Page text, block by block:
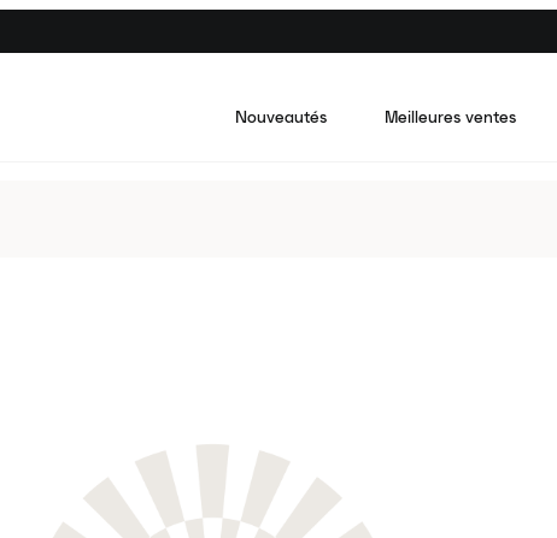
Nouveautés Meilleures ventes